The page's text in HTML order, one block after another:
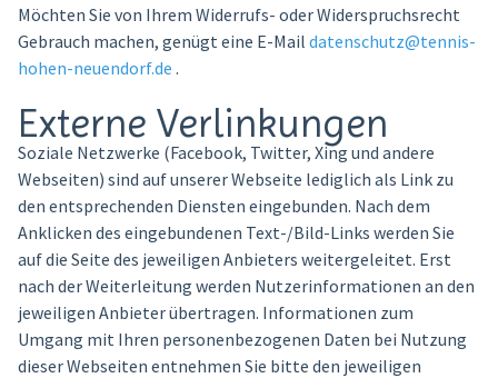
Möchten Sie von Ihrem Widerrufs- oder Widerspruchsrecht
Gebrauch machen, genügt eine E-Mail datenschutz@tennis-
hohen-neuendorf.de .
Externe Verlinkungen
Soziale Netzwerke (Facebook, Twitter, Xing und andere
Webseiten) sind auf unserer Webseite lediglich als Link zu
den entsprechenden Diensten eingebunden. Nach dem
Anklicken des eingebundenen Text-/Bild-Links werden Sie
auf die Seite des jeweiligen Anbieters weitergeleitet. Erst
nach der Weiterleitung werden Nutzerinformationen an den
jeweiligen Anbieter übertragen. Informationen zum
Umgang mit Ihren personenbezogenen Daten bei Nutzung
dieser Webseiten entnehmen Sie bitte den jeweiligen